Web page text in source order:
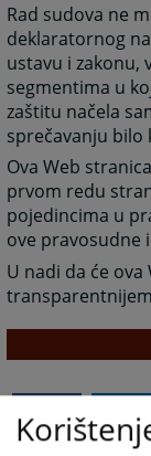
Rad sudova ne
deklaratornog
ustavu i zakonu,
segmentima u
zaštitu načela
sprečavanju bilo
Ova Web
prvom redu
pojedincima u
ove pravosudne
U nadi da će